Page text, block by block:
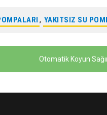
, YAKITSIZ SU
Otomatik Koyun